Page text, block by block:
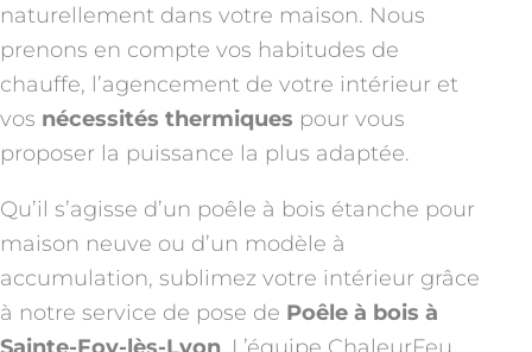
naturellement dans votre maison. Nous
prenons en compte vos habitudes de
chauffe, l’agencement de votre intérieur et
vos nécessités thermiques pour vous
proposer la puissance la plus adaptée.
Qu’il s’agisse d’un poêle à bois étanche pour
maison neuve ou d’un modèle à
accumulation, sublimez votre intérieur grâce
à notre service de pose de Poêle à bois à